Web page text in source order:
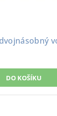
dvojnásobný